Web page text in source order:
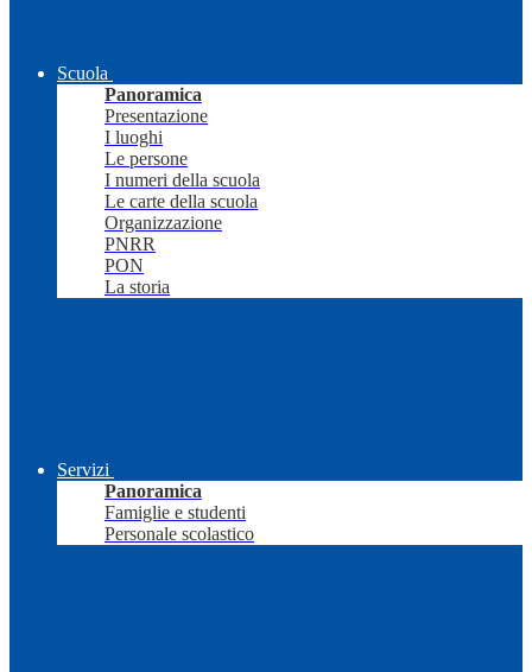
Scuola
Panoramica
Presentazione
I luoghi
Le persone
I numeri della scuola
Le carte della scuola
Organizzazione
PNRR
PON
La storia
Servizi
Panoramica
Famiglie e studenti
Personale scolastico